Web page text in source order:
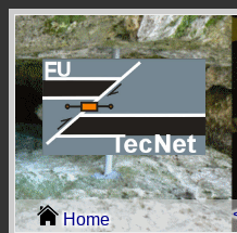
Home